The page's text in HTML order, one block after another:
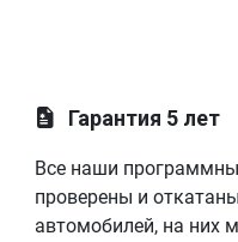
Гарантия 5 лет
Все наши
проверены и
автомобилей, на них